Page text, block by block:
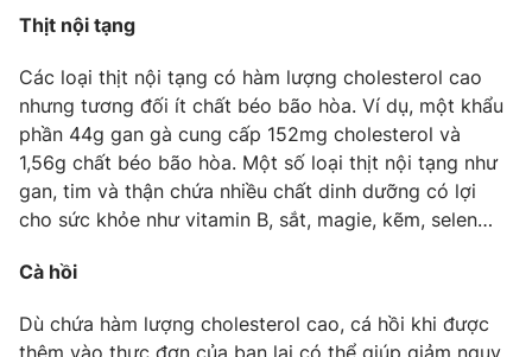
thuận bằng văn bản. Ghi rõ nguồn VTV.vn khi phát hành lại
thông tin từ website này.
Thịt nội tạng
Các loại thịt nội tạng có hàm lượng cholesterol cao
nhưng tương đối ít chất béo bão hòa. Ví dụ, một khẩu
phần 44g gan gà cung cấp 152mg cholesterol và
1,56g chất béo bão hòa. Một số loại thịt nội tạng như
gan, tim và thận chứa nhiều chất dinh dưỡng có lợi
cho sức khỏe như vitamin B, sắt, magie, kẽm, selen…
Cà hồi
Dù chứa hàm lượng cholesterol cao, cá hồi khi được
thêm vào thực đơn của bạn lại có thể giúp giảm nguy